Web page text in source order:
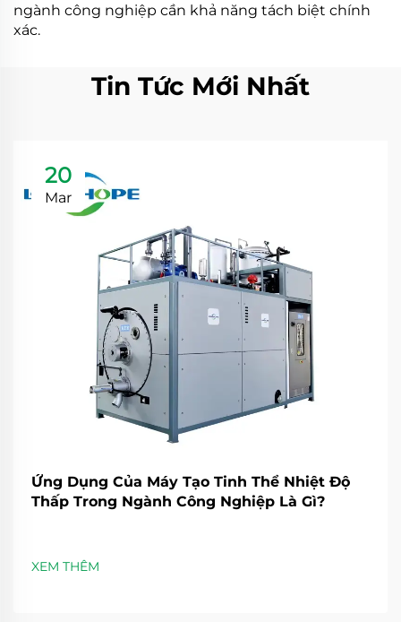
ngành công nghiệp cần khả năng tách biệt chính
xác.
Tin Tức Mới Nhất
20
Mar
Ứng Dụng Của Máy Tạo Tinh Thể Nhiệt Độ
Thấp Trong Ngành Công Nghiệp Là Gì?
XEM THÊM